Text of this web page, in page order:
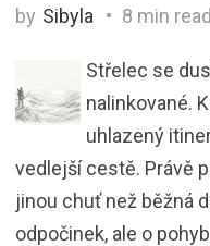
by Sibyla 8 min read
Střelec se
nalinkované.
uhlazený
vedlejší cestě. Právě
jinou chuť než běžná
odpočinek, ale o